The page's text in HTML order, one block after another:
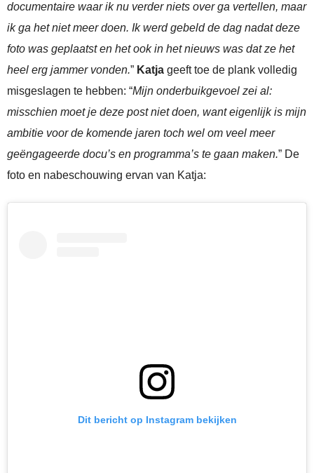
documentaire waar ik nu verder niets over ga vertellen, maar
ik ga het niet meer doen. Ik werd gebeld de dag nadat deze
foto was geplaatst en het ook in het nieuws was dat ze het
heel erg jammer vonden.” Katja geeft toe de plank volledig
misgeslagen te hebben: “Mijn onderbuikgevoel zei al:
misschien moet je deze post niet doen, want eigenlijk is mijn
ambitie voor de komende jaren toch wel om veel meer
geëngageerde docu’s en programma’s te gaan maken.” De
foto en nabeschouwing ervan van Katja:
Dit bericht op Instagram bekijken